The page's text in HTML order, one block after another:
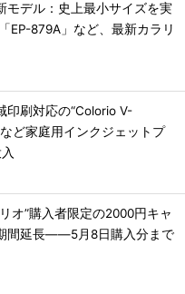
モデル：史上最小サイズを実
EP-879A」など、最新カラリ
印刷対応の“Colorio V-
ど家庭用インクジェットプ
オ”購入者限定の2000円キャ
間延長――5月8日購入分まで